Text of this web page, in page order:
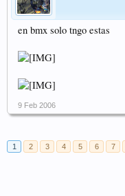
en bmx solo tngo estas
9 Feb 2006
1
2 3 4 5 6 7